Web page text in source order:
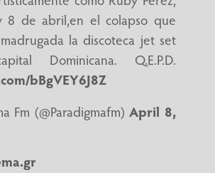
8 de abril,en el colapso que
la discoteca jet set
Dominicana. Q.E.P.D.
bBgVEY6J8Z
Fm (@Paradigmafm)April 8,